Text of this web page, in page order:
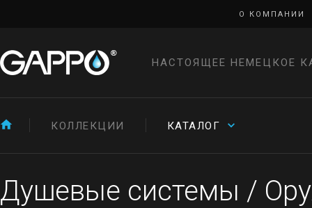
О КОМПАНИИ
НАСТОЯЩЕЕ НЕМЕЦКОЕ
КОЛЛЕКЦИИ КАТАЛОГ
Душевые системы /